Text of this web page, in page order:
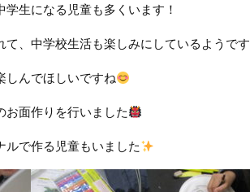
生になる児童も多くいます！
、中学校生活も楽しみにしているようです
しんでほしいですね
お面作りを行いました
ルで作る児童もいました